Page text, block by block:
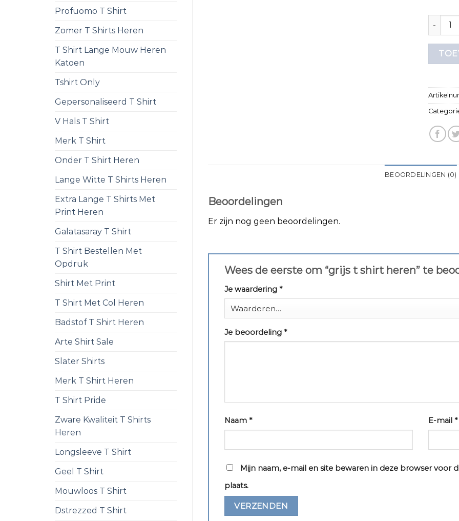
Profuomo T Shirt
Zomer T Shirts Heren
T Shirt Lange Mouw Heren
Katoen
Tshirt Only
Gepersonaliseerd T Shirt
V Hals T Shirt
Merk T Shirt
Onder T Shirt Heren
Lange Witte T Shirts Heren
Extra Lange T Shirts Met
Print Heren
Galatasaray T Shirt
T Shirt Bestellen Met
Opdruk
Shirt Met Print
T Shirt Met Col Heren
Badstof T Shirt Heren
Arte Shirt Sale
Slater Shirts
Merk T Shirt Heren
T Shirt Pride
Zware Kwaliteit T Shirts
Heren
Longsleeve T Shirt
Geel T Shirt
Mouwloos T Shirt
Dstrezzed T Shirt
grijs t
BEOORDELINGEN (0)
Beoordelingen
Er zijn nog geen beoordelingen.
Wees de eerste om “grijs t shirt heren” te
Je waardering *
Je beoordeling *
Naam * E-mail*
Mijn naam, e-mail en site bewaren in deze browser voor
plaats.